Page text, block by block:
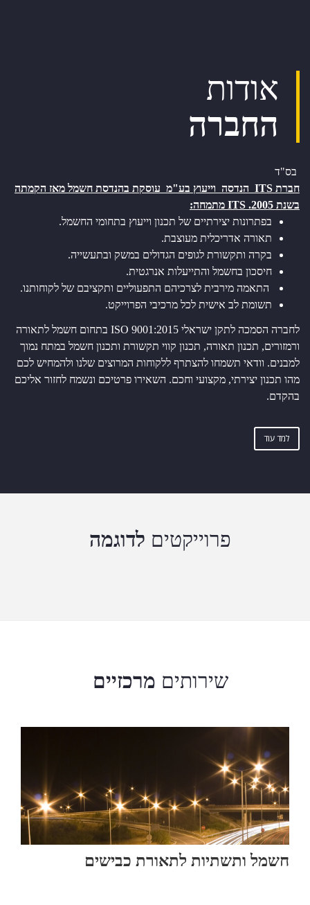
אודות
החברה
בס"ד
חברת ITS הנדסה וייעוץ בע"מ עוסקת בהנדסת חשמל מאז הקמתה
בשנת 2005. ITS מתמחה:
בפתרונות יצירתיים של תכנון וייעוץ בתחומי החשמל.
תאורה אדריכלית מעוצבת.
בקרה ותקשורת לגופים הגדולים במשק ובתעשייה.
חיסכון בחשמל והתייעלות אנרגטית.
התאמה מירבית לצרכיהם התפעוליים ותקציבם של לקוחותנו.
תשומת לב אישית לכל מרכיבי הפרוייקט.
לחברה הסמכה לתקן ישראלי 9001:2015 ISO בתחום חשמל לתאורה
ורמזורים, תכנון תאורה, תכנון קווי תקשורת ותכנון חשמל במתח נמוך
למבנים. וודאי תשמחו להצתרף ללקוחות המרוצים שלנו ולהמחיש לכם
מהו תכנון יצירתי, מקצועי וחכם. השאירו פרטיכם ונשמח לחזור אליכם
בהקדם.
למד עוד
פרוייקטים לדוגמה
שירותים מרכזיים
חשמל ותשתיות לתאורת כבישים